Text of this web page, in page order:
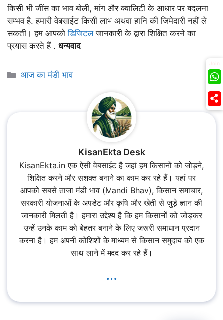
किसी भी जींस का भाव बोली, मांग और क्वालिटी के आधार पर बदलना
सम्भव है. हमारी वेबसाईट किसी लाभ अथवा हानि की जिमेदारी नहीं ले
सकती। हम आपकोडिजिटलजानकारी के द्वारा शिक्षित करने का
प्रयास करते हैं . धन्यवाद
Categories
आज का मंडी भाव
KisanEkta Desk
KisanEkta.in एक ऐसी वेबसाईट है जहां हम किसानों को जोड़ने,
शिक्षित करने और सशक्त बनाने का काम कर रहे हैं। यहां पर
आपको सबसे ताजा मंडी भाव (Mandi Bhav), किसान समाचार,
सरकारी योजनाओं के अपडेट और कृषि और खेती से जुड़े ज्ञान की
जानकारी मिलती है। हमारा उद्देश्य है कि हम किसानों को जोड़कर
उन्हें उनके काम को बेहतर बनाने के लिए जरूरी समाधान प्रदान
करना है। हम अपनी कोशिशों के माध्यम से किसान समुदाय को एक
साथ लाने में मदद कर रहे हैं।
...